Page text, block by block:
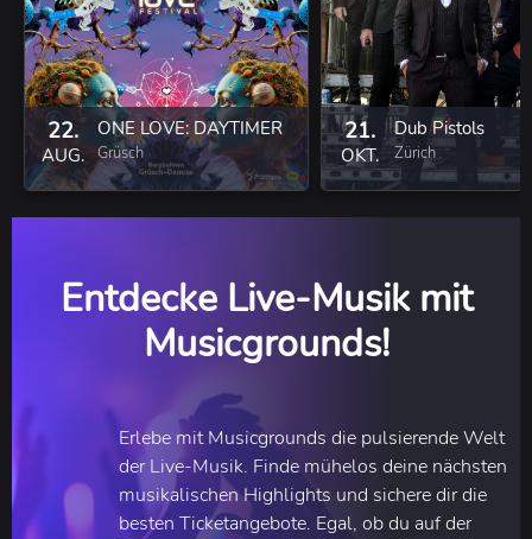
22.
AUG.
ONE LOVE: DAYTIMER
Grüsch
21.
OKT.
Dub Pistols
Zürich
Entdecke Live-Musik mit
Musicgrounds!
Erlebe mit Musicgrounds die pulsierende Welt
der Live-Musik. Finde mühelos deine nächsten
musikalischen Highlights und sichere dir die
besten Ticketangebote. Egal, ob du auf der